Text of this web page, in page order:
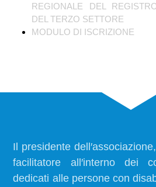
REGIONALE DEL
DEL TERZO SETTORE
MODULO DI ISCRIZIONE
Il presidente
facilitatore all′interno dei
dedicati alle persone con